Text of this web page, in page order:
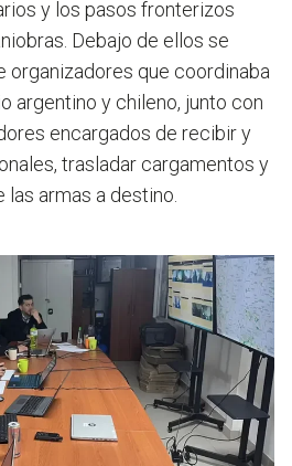
y los pasos fronterizos
Debajo de ellos se
organizadores que coordinaba
argentino y chileno, junto con
encargados de recibir y
trasladar cargamentos y
armas a destino.